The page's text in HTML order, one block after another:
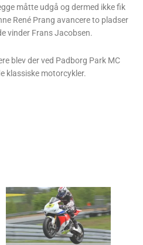
måtte udgå og dermed ikke fik
René Prang avancere to pladser
vinder Frans Jacobsen.
blev der ved Padborg Park MC
klassiske motorcykler.